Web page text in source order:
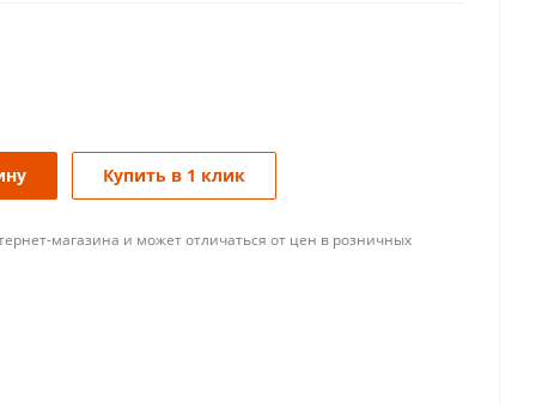
Купить в 1 клик
магазина и может отличаться от цен в розничных